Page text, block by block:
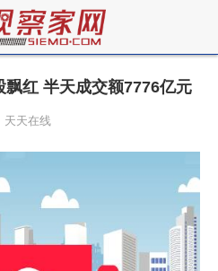
红 半天成交额7776亿元
天天在线